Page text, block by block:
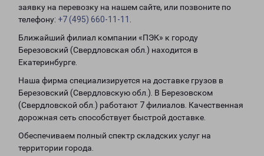
заявку на перевозку на нашем сайте, или позвоните по
телефону: +7 (495) 660-11-11
Ближайший филиал компании «ПЭК» к городу
Березовский (Свердловская обл.) находится в
Екатеринбурге.
Наша фирма специализируется на доставке грузов в
Березовский (Свердловскую обл.). В Березовском
(Свердловской обл.) работают 7 филиалов. Качественная
дорожная сеть способствует быстрой доставке.
Обеспечиваем полный спектр складских услуг на
территории города.